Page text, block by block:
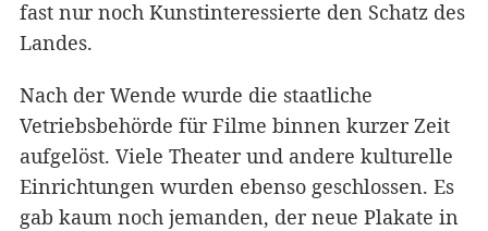
fast nur noch Kunstinteressierte den Schatz des
Landes.
Nach der Wende wurde die staatliche
Vetriebsbehörde für Filme binnen kurzer Zeit
aufgelöst. Viele Theater und andere kulturelle
Einrichtungen wurden ebenso geschlossen. Es
gab kaum noch jemanden, der neue Plakate in